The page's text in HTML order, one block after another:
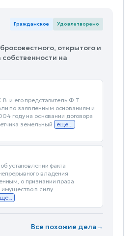
Гражданское Удовлетворено
открытого и
на
и его представитель Ф.Т.
по заявленным основаниям и
году на основании договора
земельный
еще...
установлении факта
владения
о признании права
в силу
Все похожие дела→